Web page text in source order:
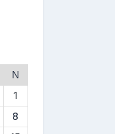
N
1
8